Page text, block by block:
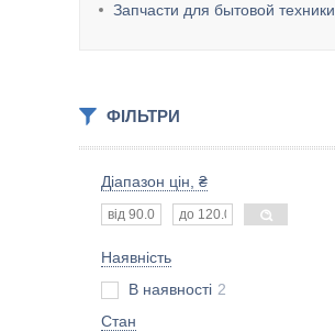
Запчасти для бытовой техники
ФІЛЬТРИ
Діапазон цін, ₴
Наявність
В наявності 2
Стан